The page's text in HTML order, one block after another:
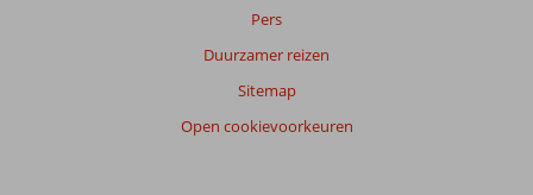
Pers
Duurzamer reizen
Sitemap
Open cookievoorkeuren